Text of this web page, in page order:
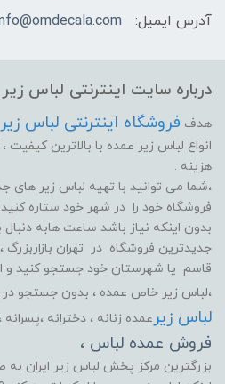
آدرس ایمیل:
درباره سایت اینترنتی لباس
هدف فروشگاه اینترنتی لباس
انواع لباس زیر عمده با بالاترین
هزینه .
،شما می توانید با تهیه لباس زیر های
فروشگاه خود را در شهر خود ستاره
بدون اینکه نیاز باشد ساعت هابه دنبال
جدیدترین فروشگاه در تهران بازاربزرگ ،
قاسم یا شهرستان خود جستجو کنید و از
،لباس زیر خاص عمده ، بدون جستجو در
لباس زیر عمده زنانه ، دخترانه ،پسرانه
فروش عمده لباس ،
بزرگترین مرکز پخش لباس زیر ایران به